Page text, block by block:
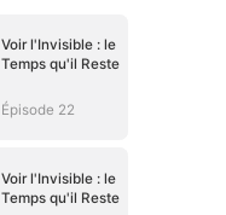
Voir l'Invisible : le
Temps qu'il Reste
Épisode 22
Voir l'Invisible : le
Temps qu'il Reste